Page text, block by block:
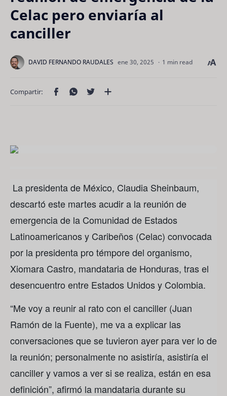
Celac pero enviaría al
canciller
1 min read
La presidenta de México, Claudia Sheinbaum,
descartó este martes acudir a la reunión de
emergencia de la Comunidad de Estados
Latinoamericanos y Caribeños (Celac) convocada
por la presidenta pro témpore del organismo,
Xiomara Castro, mandataria de Honduras, tras el
desencuentro entre Estados Unidos y Colombia.
“Me voy a reunir al rato con el canciller (Juan
Ramón de la Fuente), me va a explicar las
conversaciones que se tuvieron ayer para ver lo de
la reunión; personalmente no asistiría, asistiría el
canciller y vamos a ver si se realiza, están en esa
definición”, afirmó la mandataria durante su